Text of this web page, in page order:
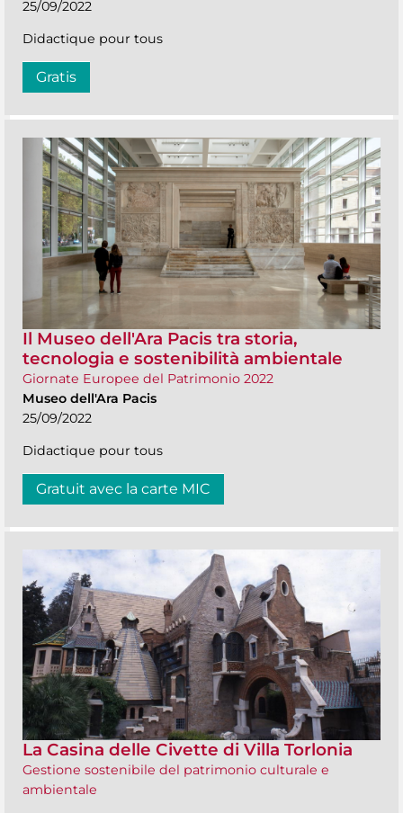
25/09/2022
Didactique pour tous
Gratis
Il Museo dell'Ara Pacis tra storia,
tecnologia e sostenibilità ambientale
Giornate Europee del Patrimonio 2022
Museo dell'Ara Pacis
25/09/2022
Didactique pour tous
Gratuit avec la carte MIC
La Casina delle Civette di Villa Torlonia
Gestione sostenibile del patrimonio culturale e
ambientale